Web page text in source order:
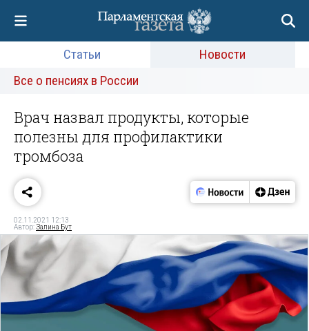
Статьи
Новости
Все о пенсиях в России
Врач назвал продукты, которые
полезны для профилактики
тромбоза
02.11.2021 12:13
Автор:Залина Бут